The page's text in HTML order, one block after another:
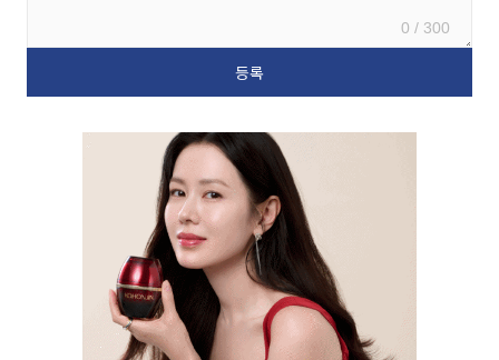
0 / 300